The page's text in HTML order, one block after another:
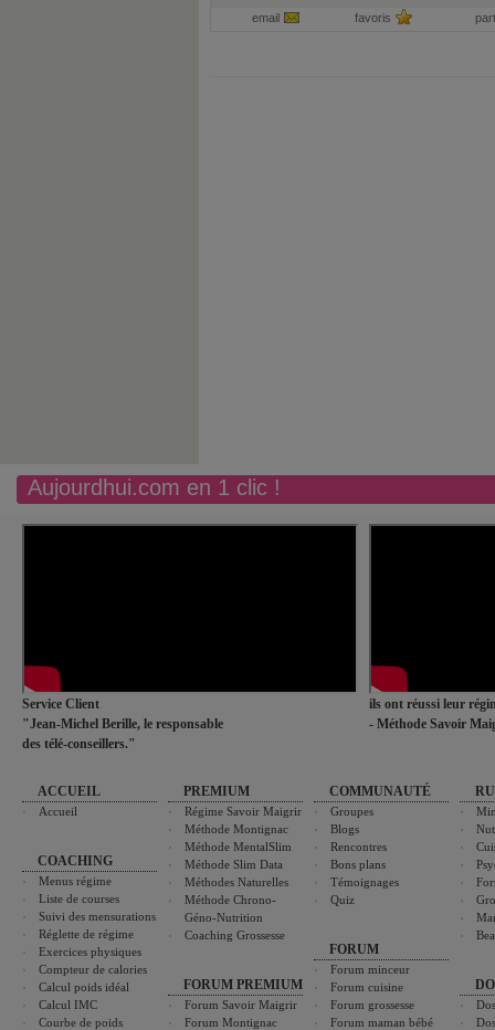
email favoris
Aujourdhui.com en 1 clic !
Service Client
"Jean-Michel Berille, le responsable
des télé-conseillers."
ils ont réussi leur
- Méthode Savoir
ACCUEIL
Accueil
COACHING
Menus régime
Liste de courses
Suivi des mensurations
Réglette de régime
Exercices physiques
Compteur de calories
Calcul poids idéal
Calcul IMC
Courbe de poids
PREMIUM
Régime Savoir Maigrir
Méthode Montignac
Méthode MentalSlim
Méthode Slim Data
Méthodes Naturelles
Méthode Chrono-
Géno-Nutrition
Coaching Grossesse
FORUM PREMIUM
Forum Savoir Maigrir
Forum Montignac
COMMUNAUTÉ
Groupes
Blogs
Rencontres
Bons plans
Témoignages
Quiz
FORUM
Forum minceur
Forum cuisine
Forum grossesse
Forum maman bébé